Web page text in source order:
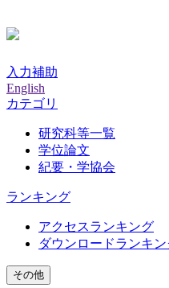
入力補助
English
カテゴリ
研究科等一覧
学位論文
紀要・学協会
ランキング
アクセスランキング
ダウンロードランキン
その他